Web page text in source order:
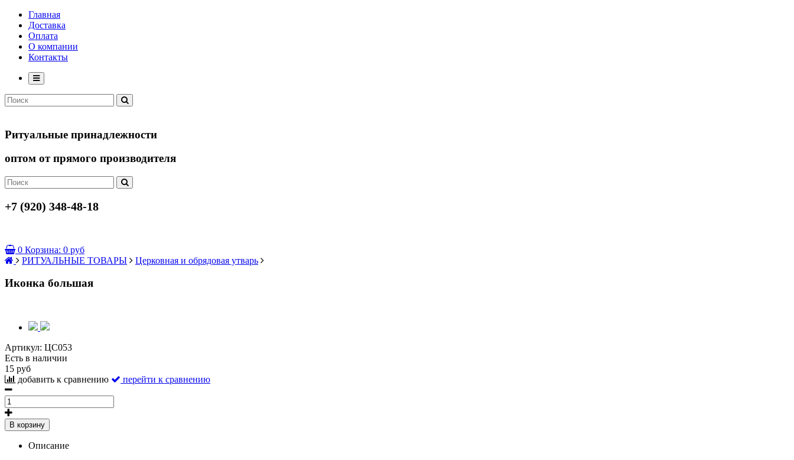
Главная
Доставка
Оплата
О компании
Контакты
Ритуальные принадлежности
оптом от прямого производителя
+7 (920) 348-48-18
0 Корзина: 0 руб
РИТУАЛЬНЫЕ ТОВАРЫ
Церковная и обрядовая утварь
Иконка большая
Артикул: ЦС053
Есть в наличии
15 руб
добавить к сравнению
перейти к сравнению
В корзину
Описание